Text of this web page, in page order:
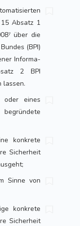
Absatz 1
über die
(BPI)
Informa­
2 BPI
lassen.
oder eines
konkrete
Sicherheit
Sinne von
konkrete
Sicherheit